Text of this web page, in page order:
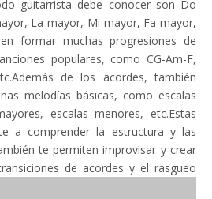
guitarrista debe conocer son Do
La mayor, Mi mayor, Fa mayor,
formar muchas progresiones de
populares, como CG-Am-F,
de los acordes, también
melodías básicas, como escalas
escalas menores, etc.Estas
a comprender la estructura y las
te permiten improvisar y crear
de acordes y el rasgueo